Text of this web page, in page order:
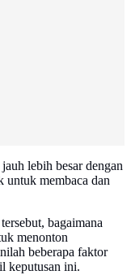
lebih besar dengan
untuk membaca dan
bagaimana
menonton
beberapa faktor
keputusan ini.